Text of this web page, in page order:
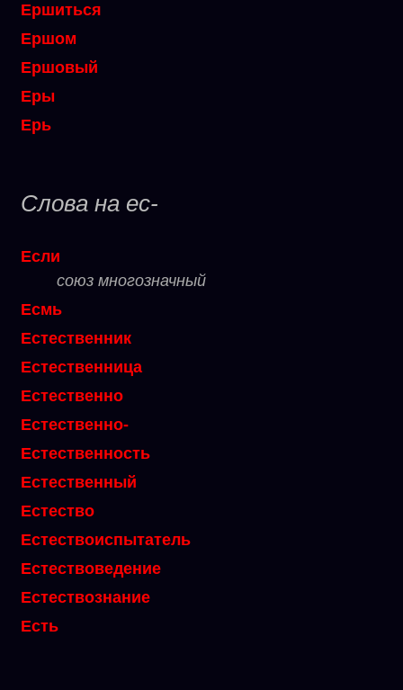
Ершиться
Ершом
Ершовый
Еры
Ерь
Слова на ес-
Если
союз многозначный
Есмь
Естественник
Естественница
Естественно
Естественно-
Естественность
Естественный
Естество
Естествоиспытатель
Естествоведение
Естествознание
Есть